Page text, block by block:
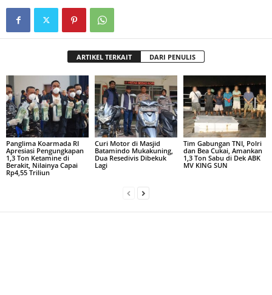
ARTIKEL TERKAIT DARI PENULIS
Panglima Koarmada RI
Apresiasi Pengungkapan
1,3 Ton Ketamine di
Berakit, Nilainya Capai
Rp4,55 Triliun
Curi Motor di Masjid
Batamindo Mukakuning,
Dua Resedivis Dibekuk
Lagi
Tim Gabungan TNI, Polri
dan Bea Cukai, Amankan
1,3 Ton Sabu di Dek ABK
MV KING SUN